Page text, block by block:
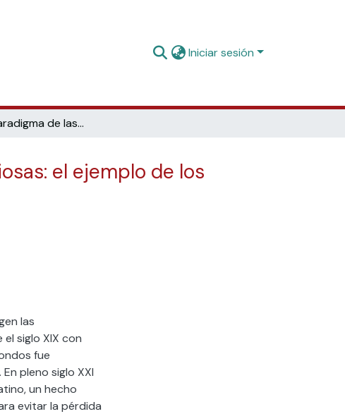
Iniciar sesión
El nuevo paradigma de las bibliotecas de las órdenes religiosas: el ejemplo de los Franciscanos de la Inmaculada Concepción.
el ejemplo de los
las
siglo XIX con
fue
pleno siglo XXI
un hecho
evitar la pérdida